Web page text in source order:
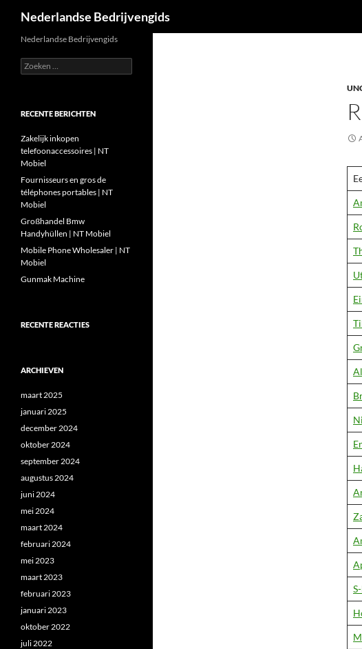
Nederlandse Bedrijvengids
Nederlandse Bedrijvengids
Zoeken
naar:
RECENTE BERICHTEN
Zakelijk inkopen
telefoonaccessoires | NT
Mobiel
Fournisseurs en gros de
téléphones portables | NT
Mobiel
Großhandel Bmw
Handyhüllen | NT Mobiel
Mobile Phone Wholesaler | NT
Mobiel
Gunmak Machine
RECENTE REACTIES
ARCHIEVEN
maart 2025
januari 2025
december 2024
oktober 2024
september 2024
augustus 2024
juni 2024
mei 2024
maart 2024
februari 2024
mei 2023
maart 2023
februari 2023
januari 2023
oktober 2022
juli 2022